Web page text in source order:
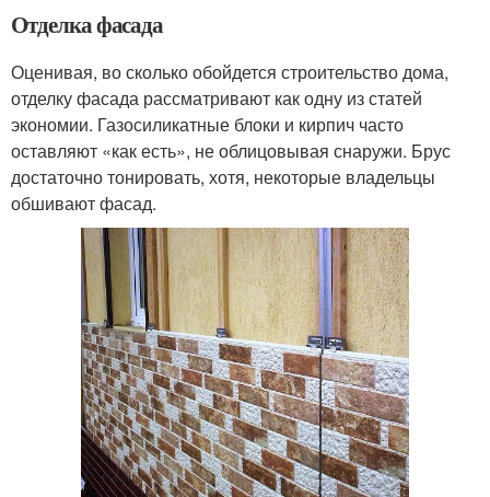
Отделка фасада
Оценивая, во сколько обойдется строительство дома,
отделку фасада рассматривают как одну из статей
экономии. Газосиликатные блоки и кирпич часто
оставляют «как есть», не облицовывая снаружи. Брус
достаточно тонировать, хотя, некоторые владельцы
обшивают фасад.